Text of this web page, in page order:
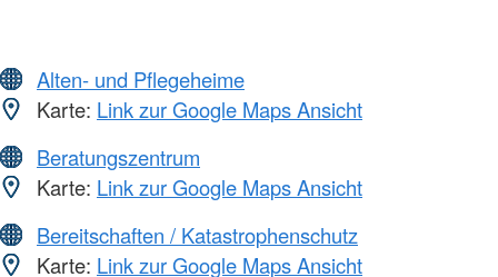
Alten- und Pflegeheime
Karte: Link zur Google Maps Ansicht
Beratungszentrum
Karte: Link zur Google Maps Ansicht
Bereitschaften / Katastrophenschutz
Karte: Link zur Google Maps Ansicht